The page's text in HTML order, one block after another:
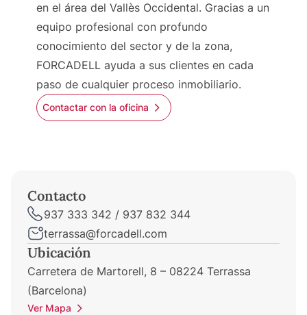
en el área del Vallès Occidental. Gracias a un
equipo profesional con profundo
conocimiento del sector y de la zona,
FORCADELL ayuda a sus clientes en cada
paso de cualquier proceso inmobiliario.
Contactar con la oficina
Contacto
937 333 342 / 937 832 344
terrassa@forcadell.com
Ubicación
Carretera de Martorell, 8 – 08224 Terrassa
(Barcelona)
Ver Mapa